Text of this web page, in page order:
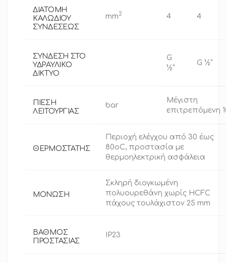
ΔΙΑΤΟΜΗ
ΚΑΛΩΔΙΟΥ
ΣΥΝΔΕΣΕΩΣ
mm2 4 4
ΣΥΝΔΕΣΗ ΣΤΟ
ΥΔΡΑΥΛΙΚΟ
ΔΙΚΤΥΟ
G
½”
G ½”
ΠΙΕΣΗ
ΛΕΙΤΟΥΡΓΙΑΣ
bar
Μέγιστη
επιτρεπόμενη
ΘΕΡΜΟΣΤΑΤΗΣ
Περιοχή ελέγχου από 30 έως
80oC, προστασία με
θερμοηλεκτρική ασφάλεια
ΜΟΝΩΣΗ
Σκληρή διογκωμένη
πολυουρεθάνη χωρίς HCFC
πάχους τουλάχιστον 25 mm
ΒΑΘΜΟΣ
ΠΡΟΣΤΑΣΙΑΣ
IP23